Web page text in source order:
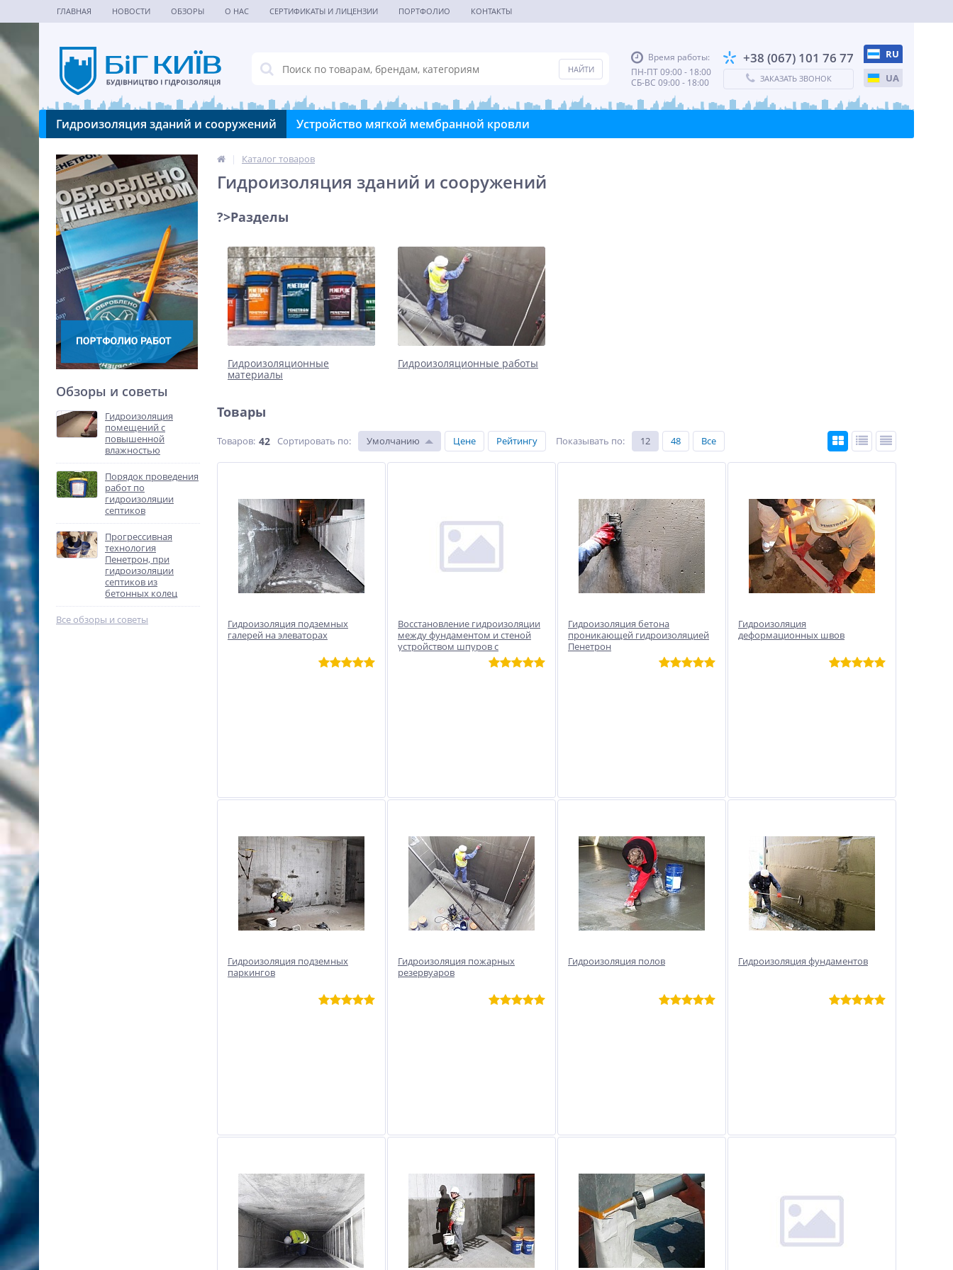
ГЛАВНАЯ НОВОСТИ ОБЗОРЫ О НАС СЕРТИФИКАТЫ И ЛИЦЕНЗИИ ПОРТФОЛИО КОНТАКТЫ
Время работы:
ПН-ПТ 09:00 - 18:00
СБ-ВС 09:00 - 18:00
+38 (067) 101 76 77
ЗАКАЗАТЬ ЗВОНОК
RU
UA
Гидроизоляция зданий и сооружений Устройство мягкой мембранной кровли
Обзоры и советы
Гидроизоляция
помещений с
повышенной
влажностью
Порядок проведения
работ по
гидроизоляции
септиков
Прогрессивная
технология
Пенетрон, при
гидроизоляции
септиков из
бетонных колец
Все обзоры и советы
| Каталог товаров
Гидроизоляция зданий и сооружений
?>Разделы
Гидроизоляционные
материалы
Гидроизоляционные работы
Товары
Товаров: 42 Сортировать по: Умолчанию Цене Рейтингу Показывать по: 12 48 Все
Гидроизоляция подземных
галерей на элеваторах
Восстановление гидроизоляции
между фундаментом и стеной
устройством шпуров с
Гидроизоляция бетона
проникающей гидроизоляцией
Пенетрон
Гидроизоляция
деформационных швов
Гидроизоляция подземных
паркингов
Гидроизоляция пожарных
резервуаров
Гидроизоляция полов Гидроизоляция фундаментов